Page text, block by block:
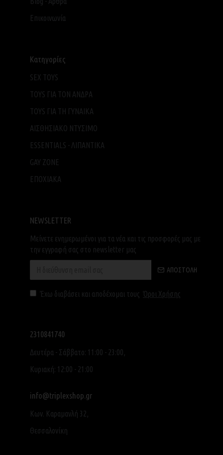
Επικοινωνία
Κατηγορίες
SEX TOYS
TOYS ΓΙΑ ΤΟΝ ΑΝΔΡΑ
TOYS ΓΙΑ ΤH ΓΥΝΑΙΚΑ
ΑΙΣΘΗΣΙΑΚΟ ΝΤΥΣΙΜΟ
ESSENTIALS - ΛΙΠΑΝΤΙΚΑ
GAY ZONE
ΕΠΟΧΙΑΚΑ
NEWSLETTER
Μείνετε ενημερωμένοι για τα νέα και τις προσφορές μας με
την εγγραφή σας στο newsletter μας
ΑΠΟΣΤΟΛΉ
Έχω διαβάσει και αποδέχομαι τους Όροι Χρήσης
2310841740
Δευτέρα - Σάββατο: 11:00 - 23:00,
Κυριακή: 12:00 - 21:00
info@triplexshop.gr
Κων. Καραμανλή 32,
Θεσσαλονίκη